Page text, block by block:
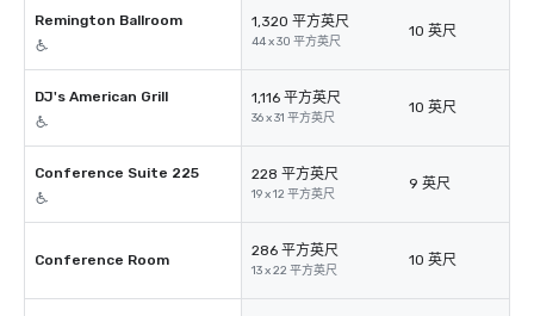
Remington Ballroom 1,320 平方英尺
44 x 30 平方英尺
10 英尺
DJ's American Grill 1,116 平方英尺
36 x 31 平方英尺
10 英尺
Conference Suite 225 228 平方英尺
19 x 12 平方英尺
9 英尺
Conference Room
286 平方英尺
13 x 22 平方英尺
10 英尺